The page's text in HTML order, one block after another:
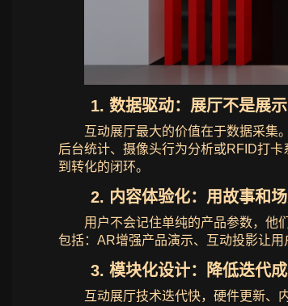
1. 数据驱动：展厅不是展
互动展厅最大的价值在于数据采集
后台统计、摄像头行为分析或RFID打
到转化的闭环。
2. 内容体验化：用故事和
用户不会记住单纯的产品参数，他
包括：AR增强产品演示、互动投影让用
3. 模块化设计：降低迭代
互动展厅技术迭代快，硬件更新、